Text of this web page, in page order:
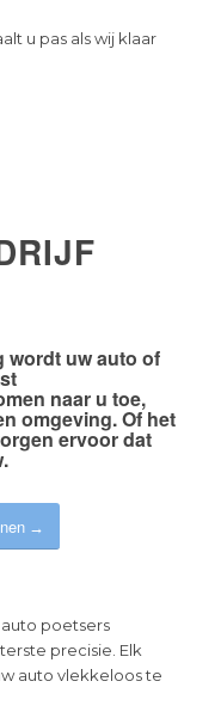
u pas als wij klaar
wordt uw auto of
naar u toe,
omgeving. Of het
ervoor dat
.
poetsers
precisie. Elk
auto vlekkeloos te